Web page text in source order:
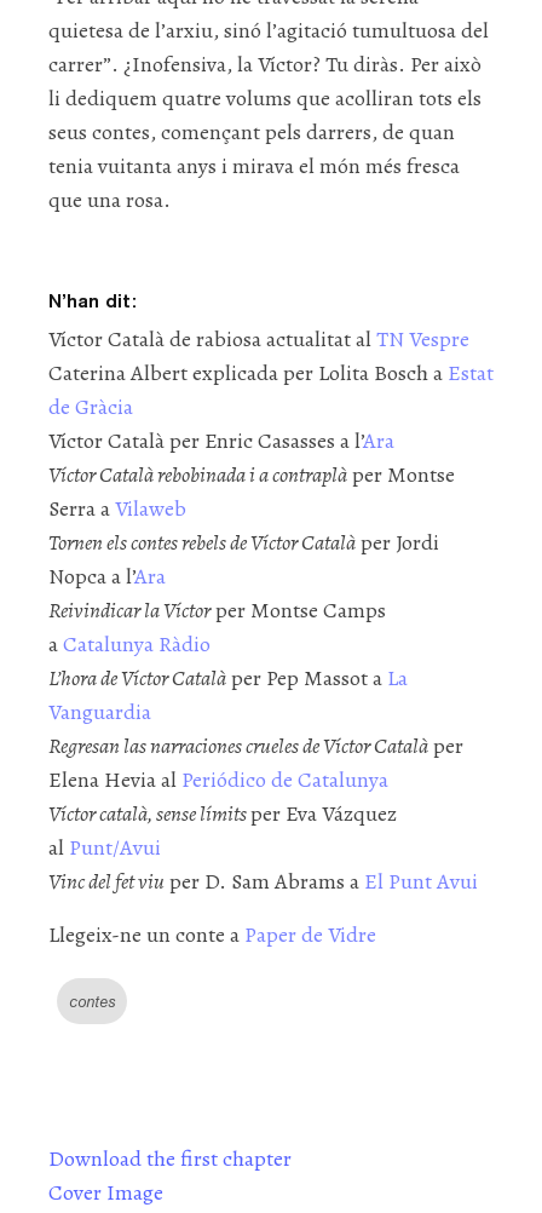
quietesa de l’arxiu, sinó l’agitació tumultuosa del
carrer”. ¿Inofensiva, la Víctor? Tu diràs. Per això
li dediquem quatre volums que acolliran tots els
seus contes, començant pels darrers, de quan
tenia vuitanta anys i mirava el món més fresca
que una rosa.
N’han dit:
Víctor Català de rabiosa actualitat alTN Vespre
Caterina Albert explicada per Lolita Bosch a Estat
de Gràcia
Víctor Català per Enric Casasses a l’Ara
Víctor Català rebobinada i a contraplàper Montse
Serra aVilaweb
Tornen els contes rebels de Víctor Catalàper Jordi
Nopca a l’Ara
Reivindicar la Víctorper Montse Camps
aCatalunya Ràdio
L’hora de Víctor Catalàper Pep Massot a La
Vanguardia
Regresan las narraciones crueles de Víctor Catalàper
Elena Hevia al Periódico de Catalunya
Víctor català, sense límitsper Eva Vázquez
al Punt/Avui
Vinc del fet viu per D. Sam Abrams a El Punt Avui
Llegeix-ne un conte a Paper de Vidre
contes
Download the first chapter
Cover Image